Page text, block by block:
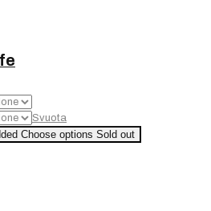
Svuota
Choose options Sold out